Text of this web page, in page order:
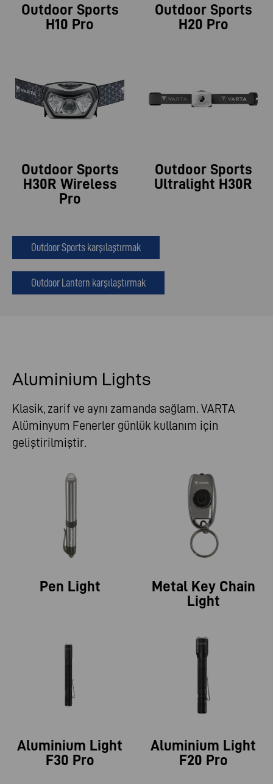
Outdoor Sports
H10 Pro
Outdoor Sports
H20 Pro
Outdoor Sports
H30R Wireless
Pro
Outdoor Sports
Ultralight H30R
Outdoor Sports karşılaştırmak
Outdoor Lantern karşılaştırmak
Aluminium Lights
Klasik, zarif ve aynı zamanda sağlam. VARTA
Alüminyum Fenerler günlük kullanım için
geliştirilmiştir.
Pen Light
Metal Key Chain
Light
Aluminium Light
F30 Pro
Aluminium Light
F20 Pro